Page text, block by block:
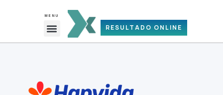
MENU
Menu RESULTADO ONLINE